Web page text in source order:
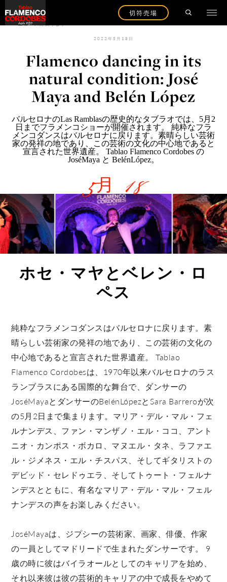
切符売場
ニュースに戻ります
2022年5月18日
Flamenco dancing in its
natural condition: José
Maya and Belén López
バルセロナのLas Ramblasの歴史的なタブラオでは 、5月2
日までフラメンコショーが開催されます。 純粋なフラ
メンコダンスはバルセロナに戻ります。素晴らしい芸術
家の発祥の地であり、この芸術の文化の中心地であると
宣言された世界遺産。
Tablao Flamenco Cordobes の
JoséMaya と BelénLópez。
5月 18
ホセ・マヤとベレン・ロ
ペス
純粋なフラメンコダンスはバルセロナに戻ります。素
晴らしい芸術家の発祥の地であり、この芸術の文化の
中心地であると宣言された世界遺産。 Tablao
Flamenco Cordobesは、1970年以来バルセロナのラス
ランブラスにある国際的な舞台で、ダンサーの
JoséMayaとダンサーのBelénLópezとSara Barreroが次
の5月2日まで集まります。マリア・デル・マル・フェ
ルナンデス、ファン・マンザノ・エル・ココ、アント
ニオ・カンポス・ボカロ、マヌエル・タネ、ラファエ
ル・ジメネス・エル・チスパス、そしてギタリストの
デビッド・セレドゥエラ、そしてトゥート・フェルナ
ンデスとともに、有名なマリア・デル・マル・フェル
ナンデスの声をお楽しみください。
JoséMayaは、ジプシーの芸術家、画家、俳優、作家
の一員としてマドリードで生まれたダンサーです。 9
歳の時に彼はバイラオールとしてのキャリアを始め、
それ以来彼は彼の芸術的キャリアの中で成長をやめて